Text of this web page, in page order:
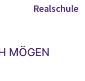
Realschule
MÖGEN